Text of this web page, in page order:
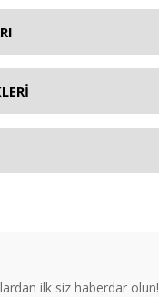
ilk siz haberdar olun!